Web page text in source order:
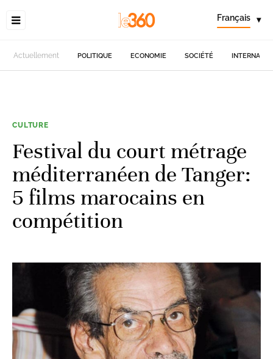
Français ▾
Actuellement POLITIQUE ECONOMIE SOCIÉTÉ
CULTURE
Festival du court métrage
méditerranéen de Tanger:
5 films marocains en
compétition